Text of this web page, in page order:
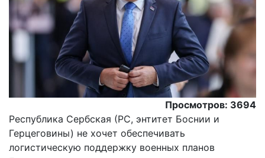
Просмотров: 3694
Республика Сербская (РС, энтитет Боснии и
Герцеговины) не хочет обеспечивать
логистическую поддержку военных планов